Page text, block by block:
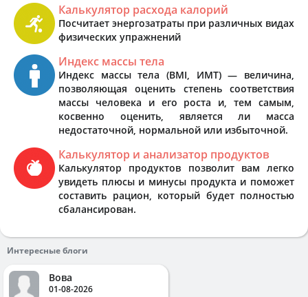
Калькулятор расхода калорий
Посчитает энергозатраты при различных видах
физических упражнений
Индекс массы тела
Индекс массы тела (BMI, ИМТ) — величина,
позволяющая оценить степень соответствия
массы человека и его роста и, тем самым,
косвенно оценить, является ли масса
недостаточной, нормальной или избыточной.
Калькулятор и анализатор продуктов
Калькулятор продуктов позволит вам легко
увидеть плюсы и минусы продукта и поможет
составить рацион, который будет полностью
сбалансирован.
Интересные блоги
Вова
01-08-2026